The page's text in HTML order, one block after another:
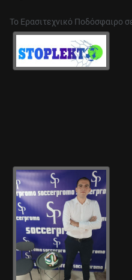
Το Ερασιτεχνικό Ποδόσφαιρο